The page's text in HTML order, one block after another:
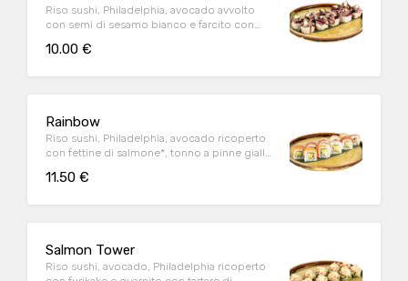
Riso sushi, Philadelphia, avocado avvolto
con semi di sesamo bianco e farcito con
salsa wasabi-mayo (10 pz)
10.00 €
Rainbow
Riso sushi, Philadelphia, avocado ricoperto
con fettine di salmone*, tonno a pinne gialle*
11.50 €
Salmon Tower
Riso sushi, avocado, Philadelphia ricoperto